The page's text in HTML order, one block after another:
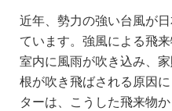
近年、勢力の強い台風が
ています。強風による飛
室内に風雨が吹き込み、
根が吹き飛ばされる原因
ターは、こうした飛来物